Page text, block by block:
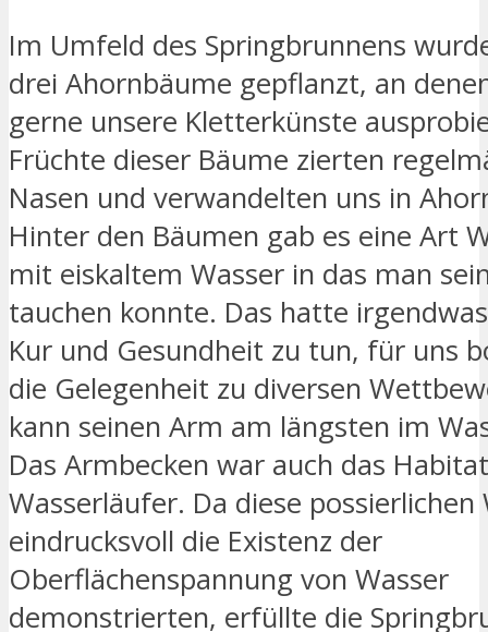
Im Umfeld des Springbrunnens
drei Ahornbäume gepflanzt, an
gerne unsere Kletterkünste
Früchte dieser Bäume zierten
Nasen und verwandelten uns in
Hinter den Bäumen gab es eine Art
mit eiskaltem Wasser in das man
tauchen konnte. Das hatte
Kur und Gesundheit zu tun, für uns
die Gelegenheit zu diversen
kann seinen Arm am längsten im
Das Armbecken war auch das
Wasserläufer. Da diese possierlichen
eindrucksvoll die Existenz der
Oberflächenspannung von Wasser
demonstrierten, erfüllte die